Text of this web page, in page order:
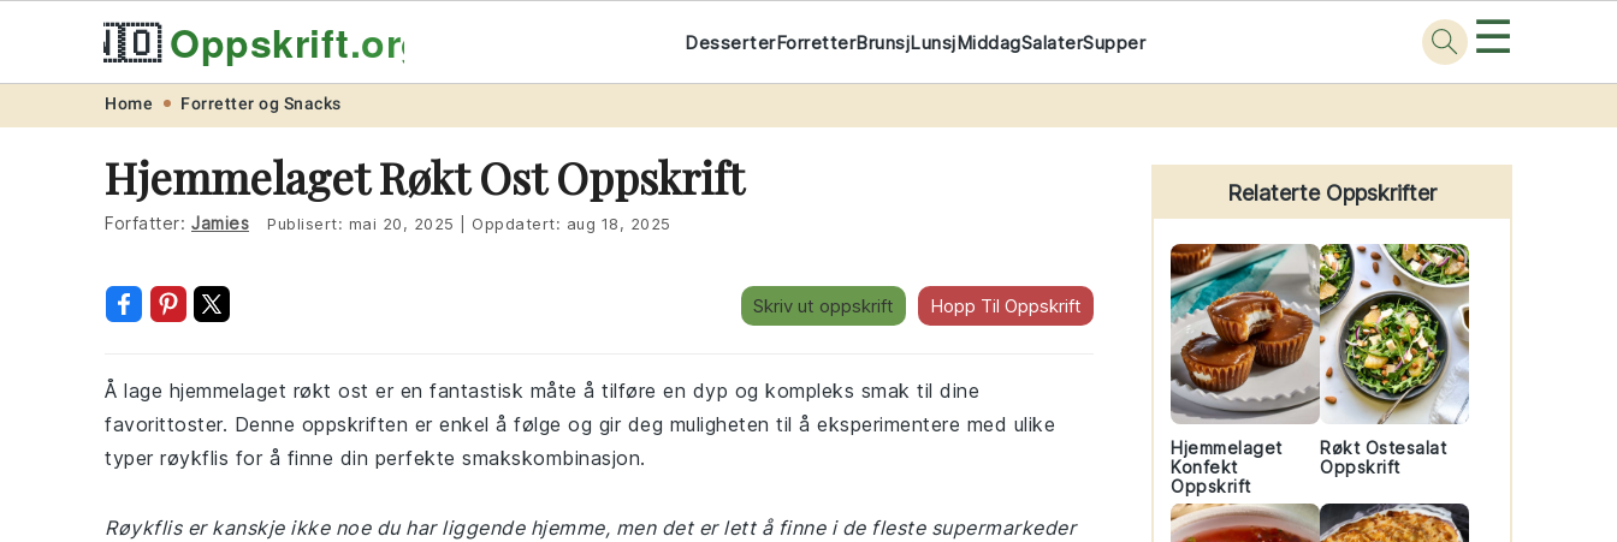
navigation
content
🇳🇴Oppskrift.org DesserterForretterBrunsjLunsjMiddagSalaterSupper ☰
Home Forretter og Snacks
Hjemmelaget Røkt Ost Oppskrift
Forfatter: Jamies Publisert: mai 20, 2025 Oppdatert: aug 18, 2025
Skriv ut oppskrift Hopp Til Oppskrift
Å lage hjemmelaget røkt ost er en fantastisk måte å tilføre en dyp og kompleks smak til dine
favorittoster. Denne oppskriften er enkel å følge og gir deg muligheten til å eksperimentere med ulike
typer røykflis for å finne din perfekte smakskombinasjon.
Røykflis er kanskje ikke noe du har liggende hjemme, men det er lett å finne i de fleste supermarkeder
Primary
Sidebar
Relaterte Oppskrifter
Hjemmelaget
Konfekt
Oppskrift
Røkt Ostesalat
Oppskrift